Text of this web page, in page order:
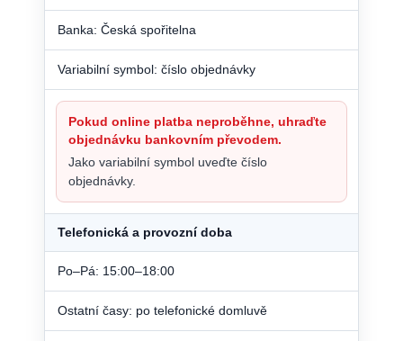
Banka: Česká spořitelna
Variabilní symbol: číslo objednávky
Pokud online platba neproběhne, uhraďte
objednávku bankovním převodem.
Jako variabilní symbol uveďte číslo
objednávky.
Telefonická a provozní doba
Po–Pá: 15:00–18:00
Ostatní časy: po telefonické domluvě